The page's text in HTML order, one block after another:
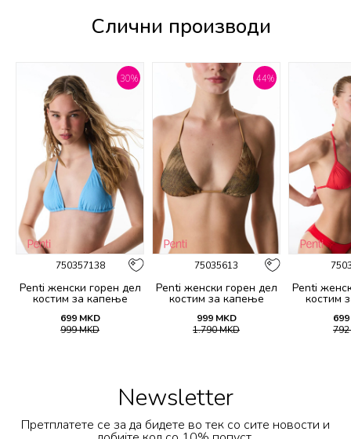
Слични производи
30%
750357138
Penti женски горeн дел
костим за капење
699 MKD
999MKD
44%
75035613
Penti женски горeн дел
костим за капење
999 MKD
1.790MKD
Penti
костим
699
792
Newsletter
Претплатете се за да бидете во тек со сите новости и